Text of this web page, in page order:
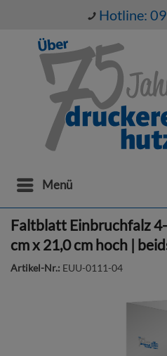
Hotline:
Menü
Faltblatt Einbruchfalz
cm x 21,0 cm hoch |
Artikel-Nr.: EUU-0111-04